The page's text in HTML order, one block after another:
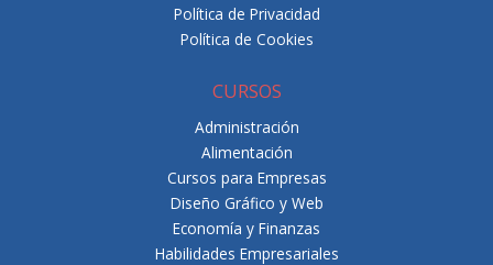
Política de Privacidad
Política de Cookies
CURSOS
Administración
Alimentación
Cursos para Empresas
Diseño Gráfico y Web
Economía y Finanzas
Habilidades Empresariales